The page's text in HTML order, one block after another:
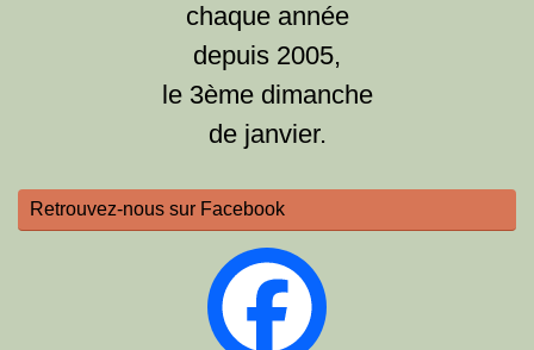
chaque année
depuis 2005,
le 3ème dimanche
de janvier.
Retrouvez-nous sur Facebook